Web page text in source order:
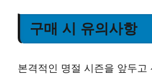
구매 시 유의사항
본격적인 명절 시즌을 앞두고